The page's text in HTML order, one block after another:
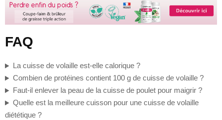
FAQ
La cuisse de volaille est-elle calorique ?
Combien de protéines contient 100 g de cuisse de volaille ?
Faut-il enlever la peau de la cuisse de poulet pour maigrir ?
Quelle est la meilleure cuisson pour une cuisse de volaille
diététique ?